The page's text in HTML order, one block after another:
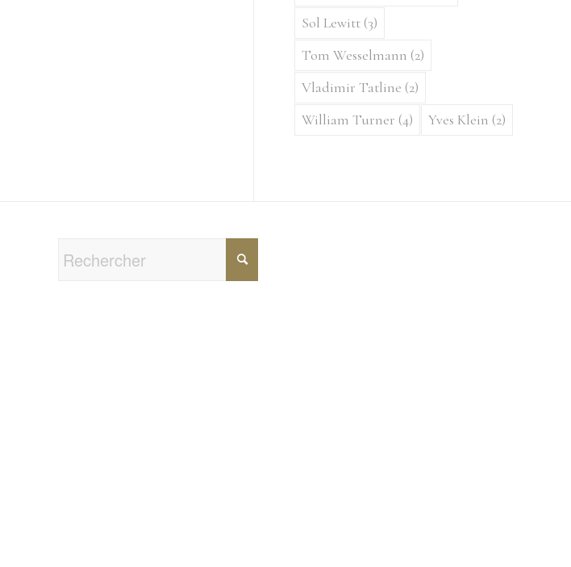
Sol Lewitt (3)
Tom Wesselmann (2)
Vladimir Tatline (2)
William Turner (4) Yves Klein (2)